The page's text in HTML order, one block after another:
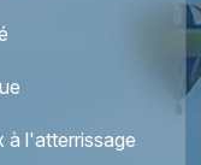
à l'atterrissage